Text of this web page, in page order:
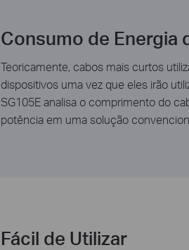
Consumo de Energia
Teoricamente, cabos mais curtos
dispositivos uma vez que eles irão
SG105E analisa o comprimento do
potência em uma solução
Fácil de Utilizar